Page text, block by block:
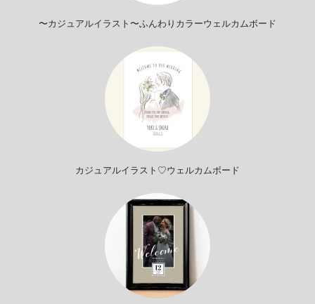
〜カジュアルイラスト〜ふんわりカラーウェルカムボード
カジュアルイラスト♡ウェルカムボード